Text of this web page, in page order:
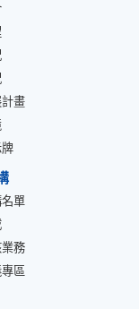
畫
單
務
區